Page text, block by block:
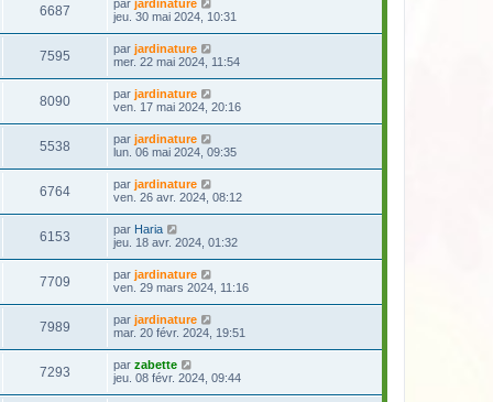
6687 par jardinature
jeu. 30 mai 2024, 10:31
7595 par jardinature
mer. 22 mai 2024, 11:54
8090 par jardinature
ven. 17 mai 2024, 20:16
5538 par jardinature
lun. 06 mai 2024, 09:35
6764 par jardinature
ven. 26 avr. 2024, 08:12
6153 par Haria
jeu. 18 avr. 2024, 01:32
7709 par jardinature
ven. 29 mars 2024, 11:16
7989 par jardinature
mar. 20 févr. 2024, 19:51
7293 par zabette
jeu. 08 févr. 2024, 09:44